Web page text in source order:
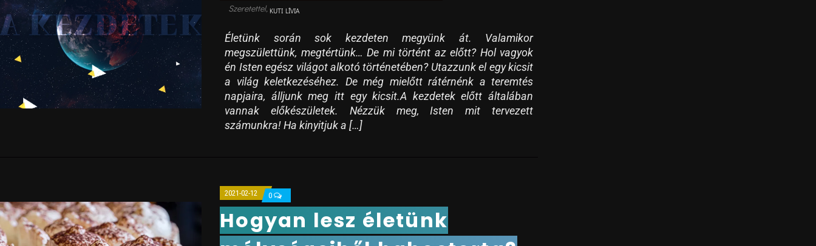
KUTI LÍVIA
Életünk során sok kezdeten megyünk át. Valamikor
megszülettünk, megtértünk… De mi történt az előtt? Hol vagyok
én Isten egész világot alkotó történetében? Utazzunk el egy kicsit
a világ keletkezéséhez. De még mielőtt rátérnénk a teremtés
napjaira, álljunk meg itt egy kicsit.A kezdetek előtt általában
vannak előkészületek. Nézzük meg, Isten mit tervezett
számunkra! Ha kinyitjuk a […]
2021-02-12 0
Hogyan lesz életünk